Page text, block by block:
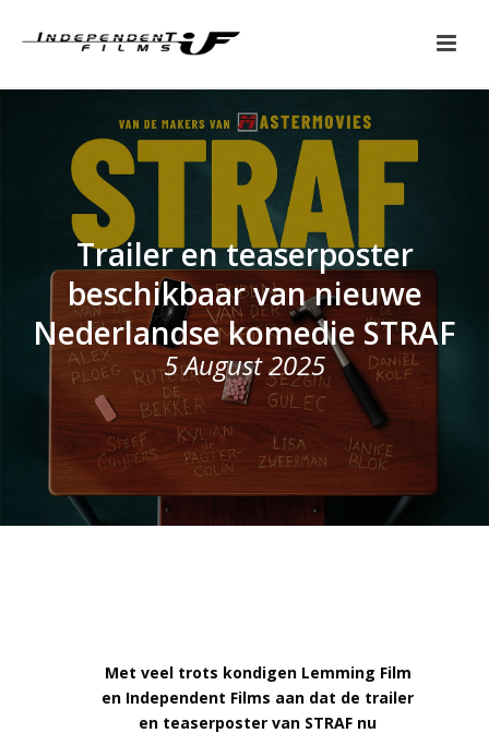
Trailer en teaserposter
beschikbaar van nieuwe
Nederlandse komedie STRAF
5 August 2025
Met veel trots kondigen Lemming Film
en Independent Films aan dat de trailer
en teaserposter van STRAF nu